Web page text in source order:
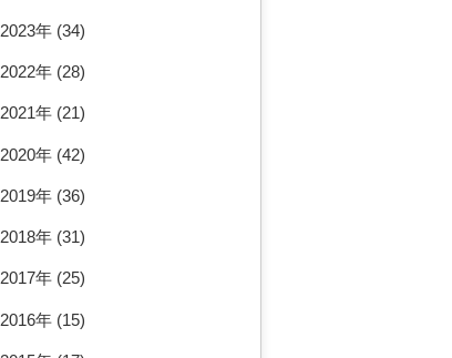
2023年 (34)
2022年 (28)
2021年 (21)
2020年 (42)
2019年 (36)
2018年 (31)
2017年 (25)
2016年 (15)